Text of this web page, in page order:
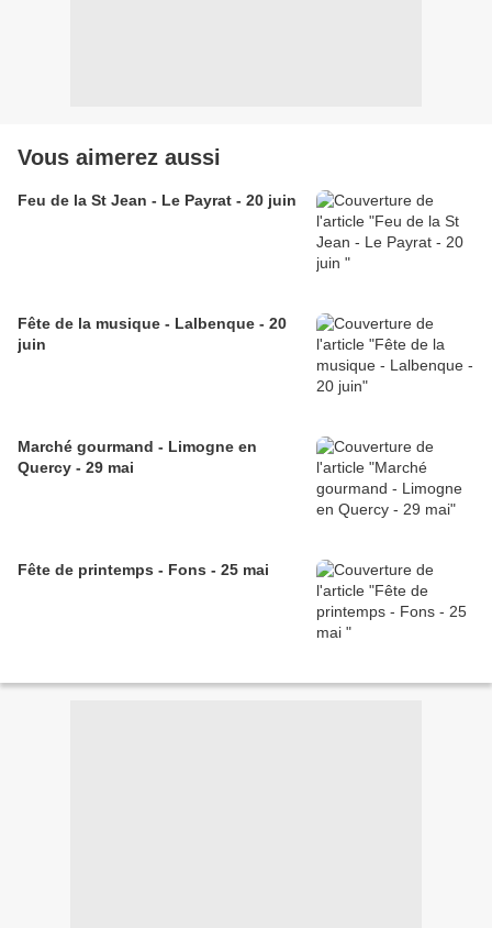
Vous aimerez aussi
Feu de la St Jean - Le Payrat - 20 juin
Fête de la musique - Lalbenque - 20
juin
Marché gourmand - Limogne en
Quercy - 29 mai
Fête de printemps - Fons - 25 mai